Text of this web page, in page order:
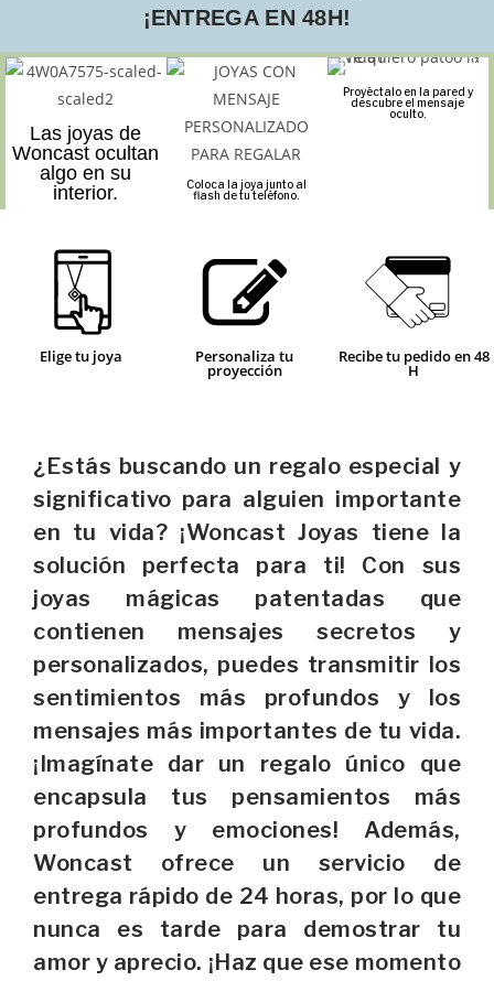
¡ENTREGA EN 48H!
Las joyas de
Woncast ocultan
algo en su
interior.
Coloca la joya junto al
flash de tu teléfono.
Proyéctalo en la pared y
descubre el mensaje
oculto.
Elige tu joya Personaliza tu
proyección
Recibe tu pedido en 48
H
¿Estás buscando un regalo especial y
significativo para alguien importante
en tu vida? ¡Woncast Joyas tiene la
solución perfecta para ti! Con sus
joyas mágicas patentadas que
contienen mensajes secretos y
personalizados, puedes transmitir los
sentimientos más profundos y los
mensajes más importantes de tu vida.
¡Imagínate dar un regalo único que
encapsula tus pensamientos más
profundos y emociones! Además,
Woncast ofrece un servicio de
entrega rápido de 24 horas, por lo que
nunca es tarde para demostrar tu
amor y aprecio. ¡Haz que ese momento